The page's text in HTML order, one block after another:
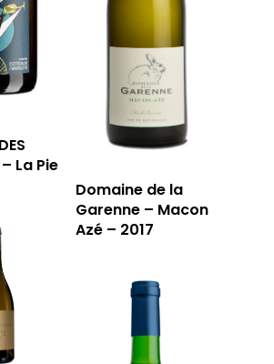
La Pie
Domaine de la
Garenne – Macon
Azé – 2017
LA CAVE
LA CAVE
APERÇU DE NOTRE
LA TOURNÉE DU
LA TABLE
LA CARTE DU
JOUR
RÉSERVER
59 rue Grignan
13006 Marseille